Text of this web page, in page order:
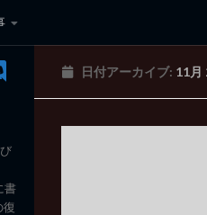
ータ日記
日付アーカイブ: 11月
書